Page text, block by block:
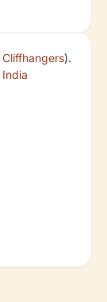
Cliffhangers
India
).